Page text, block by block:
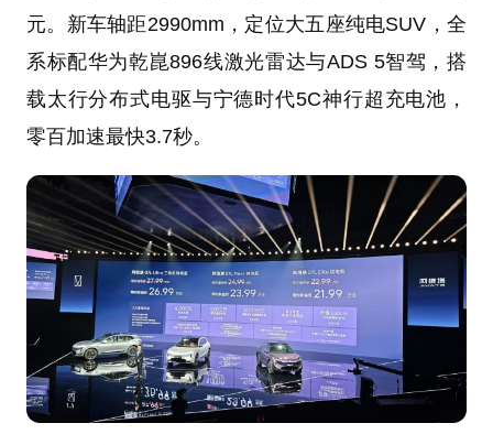
元。新车轴距2990mm，定位大五座纯电SUV，全
系标配华为乾崑896线激光雷达与ADS 5智驾，搭
载太行分布式电驱与宁德时代5C神行超充电池，
零百加速最快3.7秒。